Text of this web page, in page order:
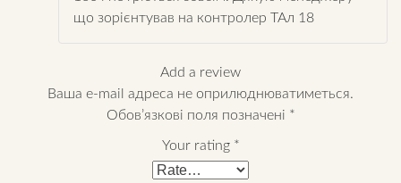
що зорієнтував на контролер ТАл 18
Add a review
Ваша e-mail адреса не оприлюднюватиметься.
Обов’язкові поля позначені *
Your rating *